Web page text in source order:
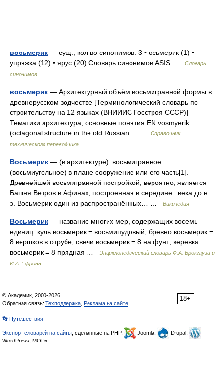
восьмерик — сущ., кол во синонимов: 3 • осьмерик (1) •
упряжка (12) • ярус (20) Словарь синонимов ASIS …
Словарь
синонимов
восьмерик — Архитектурный объём восьмигранной формы в
древнерусском зодчестве [Терминологический словарь по
строительству на 12 языках (ВНИИИС Госстроя СССР)]
Тематики архитектура, основные понятия EN vosmyerik
(octagonal structure in the old Russian… …
Справочник
технического переводчика
Восьмерик — (в архитектуре) восьмигранное
(восьмиугольное) в плане сооружение или его часть[1].
Древнейшей восьмигранной постройкой, вероятно, является
Башня Ветров в Афинах, построенная в середине I века до н.
э. Восьмерик один из распространённых… …
Википедия
Восьмерик — название многих мер, содержащих восемь
единиц: куль восьмерик = восьмипудовый; бревно восьмерик =
8 вершков в отрубе; свечи восьмерик = 8 на фунт; веревка
восьмерик = 8 прядная …
Энциклопедический словарь Ф.А. Брокгауза и
И.А. Ефрона
18+
© Академик, 2000-2026
Обратная связь: Техподдержка Реклама на сайте
👣 Путешествия
Экспорт словарей на сайты , сделанные на PHP, Joomla,
Drupal,
WordPress, MODx.